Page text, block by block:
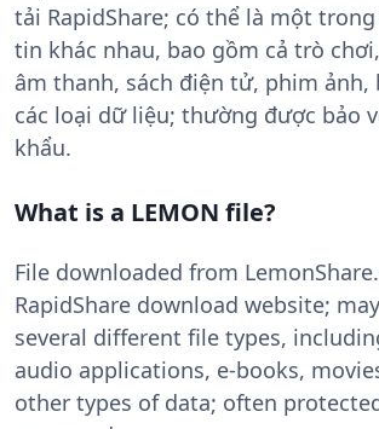
tải RapidShare; có thể là một
tin khác nhau, bao gồm cả trò
âm thanh, sách điện tử, phim ảnh,
các loại dữ liệu; thường được bảo
khẩu.
What is a LEMON file?
File downloaded from
RapidShare download website;
several different file types,
audio applications, e-books,
other types of data; often